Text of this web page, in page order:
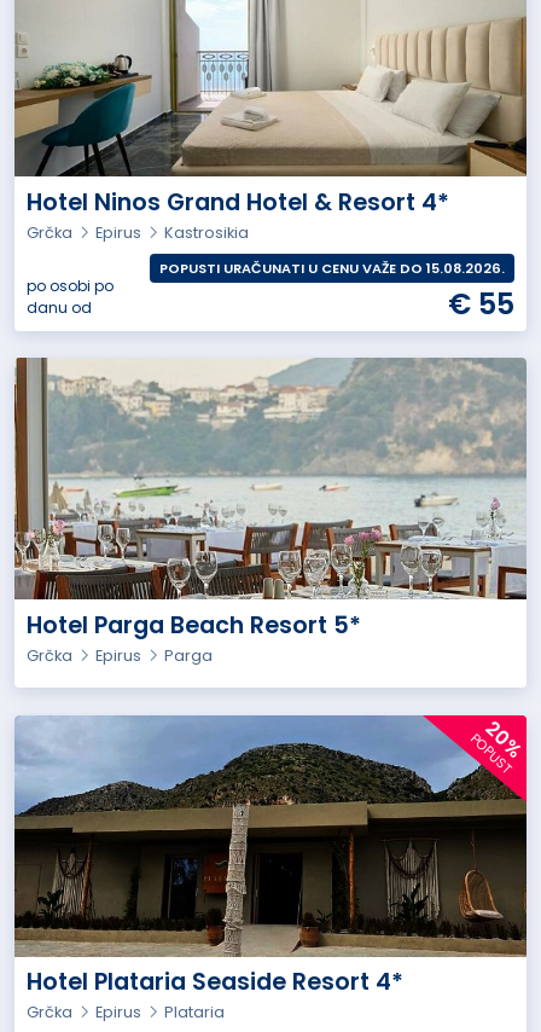
Hotel Ninos Grand Hotel & Resort 4*
Grčka Epirus Kastrosikia
po osobi po
danu od
POPUSTI URAČUNATI U CENU VAŽE DO 15.08.2026.
€ 55
Hotel Parga Beach Resort 5*
Grčka Epirus Parga
Hotel Plataria Seaside Resort 4*
Grčka Epirus Plataria
20%
POPUST